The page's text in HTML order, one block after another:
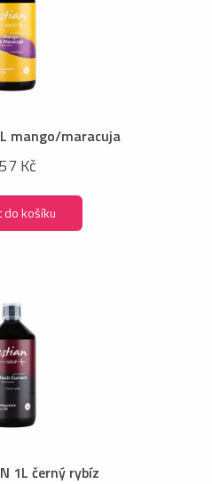
mango/maracuja
Kč
do košíku
1L černý rybíz